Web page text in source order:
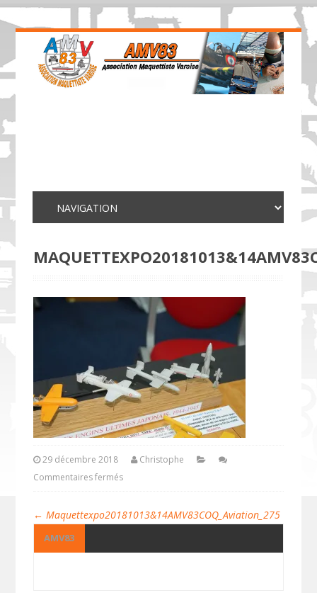
29 décembre 2018
Christophe
Commentaires fermés
← Maquettexpo20181013&14AMV83COQ_Aviation_275
AMV83